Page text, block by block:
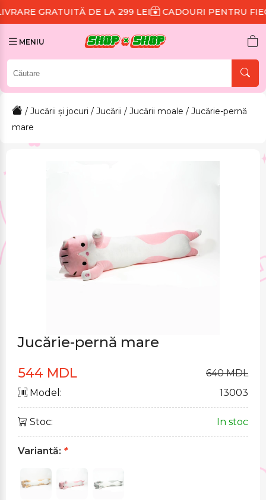
DE LA 299 LEI CADOURI PENTRU FIECARE
MENIU
/ Jucării și jocuri / Jucării / Jucării moale / Jucărie-pernă
mare
Jucărie-pernă mare
544 MDL
640 MDL
Model:
13003
Stoc: In stoc
Variantă: *